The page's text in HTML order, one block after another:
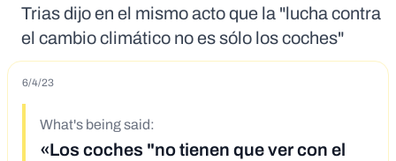
Trias dijo en el mismo acto que la "lucha contra
el cambio climático no es sólo los coches"
6/4/23
What's being said:
«Los coches "no tienen que ver con el